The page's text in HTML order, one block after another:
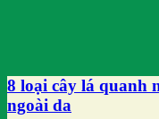
8 loại cây lá quanh
ngoài da